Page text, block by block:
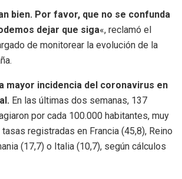
bien. Por favor, que no se confunda
dejar que siga«, reclamó el
de monitorear la evolución de la
mayor incidencia del coronavirus en
En las últimas dos semanas, 137
por cada 100.000 habitantes, muy
registradas en Francia (45,8), Reino
(17,7) o Italia (10,7), según cálculos